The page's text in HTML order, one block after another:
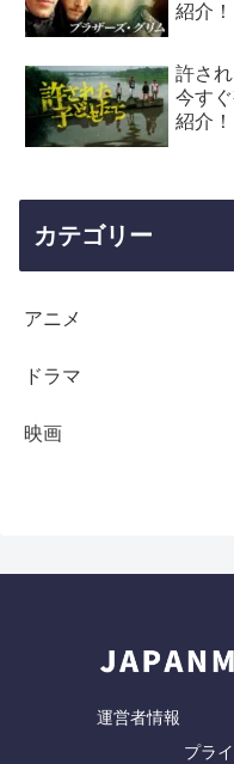
紹介！
許さ
今す
紹介！
カテゴリー
アニメ
ドラマ
映画
運営者情報
プラ